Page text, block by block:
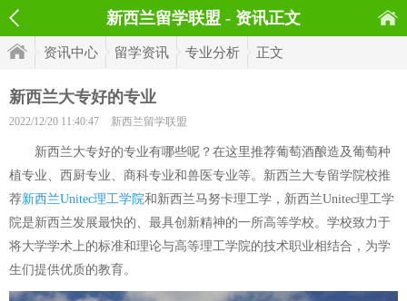
新西兰留学联盟 - 资讯正文
资讯中心 留学资讯 专业分析 正文
新西兰大专好的专业
2022/12/20 11:40:47 新西兰留学联盟
新西兰大专好的专业有哪些呢？在这里推荐葡萄酒酿造及葡萄种
植专业、西厨专业、商科专业和兽医专业等。新西兰大专留学院校推
荐新西兰Unitec理工学院和新西兰马努卡理工学，新西兰Unitec理工学
院是新西兰发展最快的、最具创新精神的一所高等学校。学校致力于
将大学学术上的标准和理论与高等理工学院的技术职业相结合，为学
生们提供优质的教育。